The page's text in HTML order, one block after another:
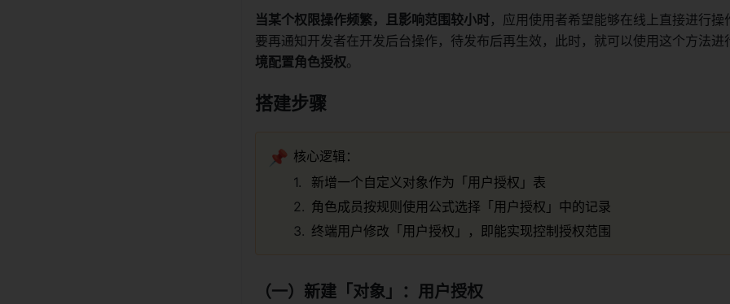
当某个权限操作频繁，且影响范围较小时，应用使用者希望能够在线上直接进行操
要再通知开发者在开发后台操作，待发布后再生效，此时，就可以使用这个方法进
境配置角色授权。
搭建步骤
📌 核心逻辑：
新增一个自定义对象作为「用户授权」表
角色成员按规则使用公式选择「用户授权」中的记录
终端用户修改「用户授权」，即能实现控制授权范围
（一）新建「对象」：用户授权